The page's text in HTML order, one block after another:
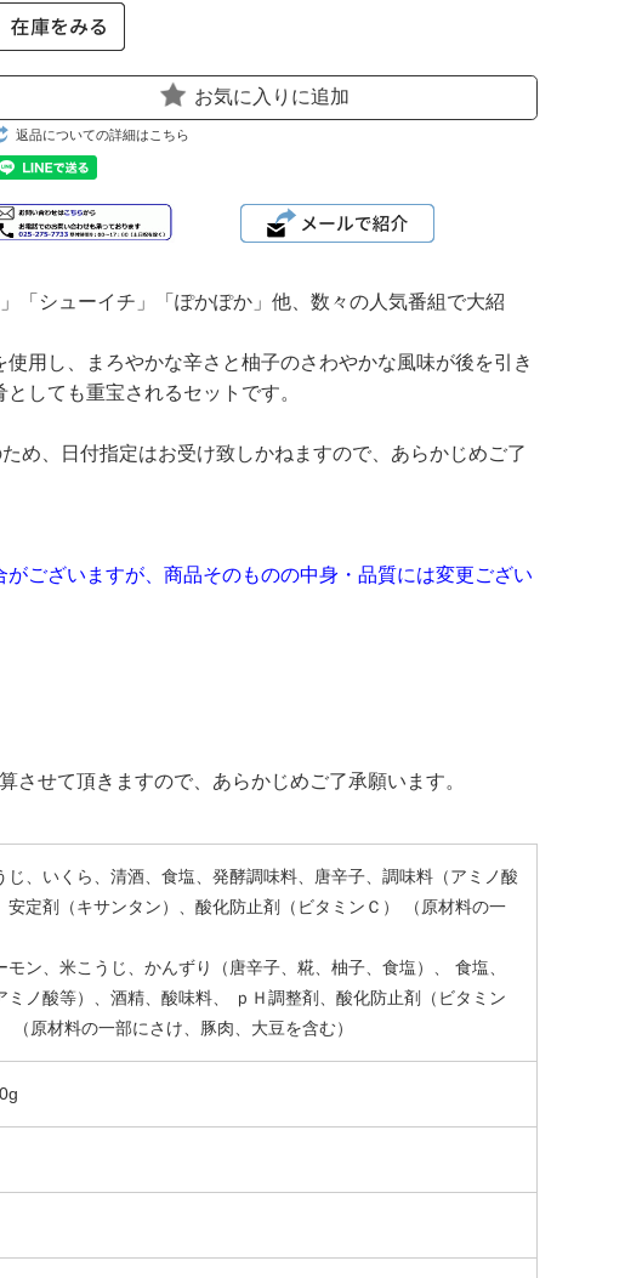
お気に入りに追加
返品についての詳細はこちら
「シューイチ」「ぽかぽか」他、数々の人気番組で大紹
用し、まろやかな辛さと柚子のさわやかな風味が後を引き
しても重宝されるセットです。
め、日付指定はお受け致しかねますので、あらかじめご了
ございますが、商品そのものの中身・品質には変更ござい
せて頂きますので、あらかじめご了承願います。
、いくら、清酒、食塩、発酵調味料、唐辛子、調味料（アミノ酸
定剤（キサンタン）、酸化防止剤（ビタミンＣ） （原材料の一
ン、米こうじ、かんずり（唐辛子、糀、柚子、食塩）、 食塩、
ノ酸等）、酒精、酸味料、 ｐＨ調整剤、酸化防止剤（ビタミン
原材料の一部にさけ、豚肉、大豆を含む）